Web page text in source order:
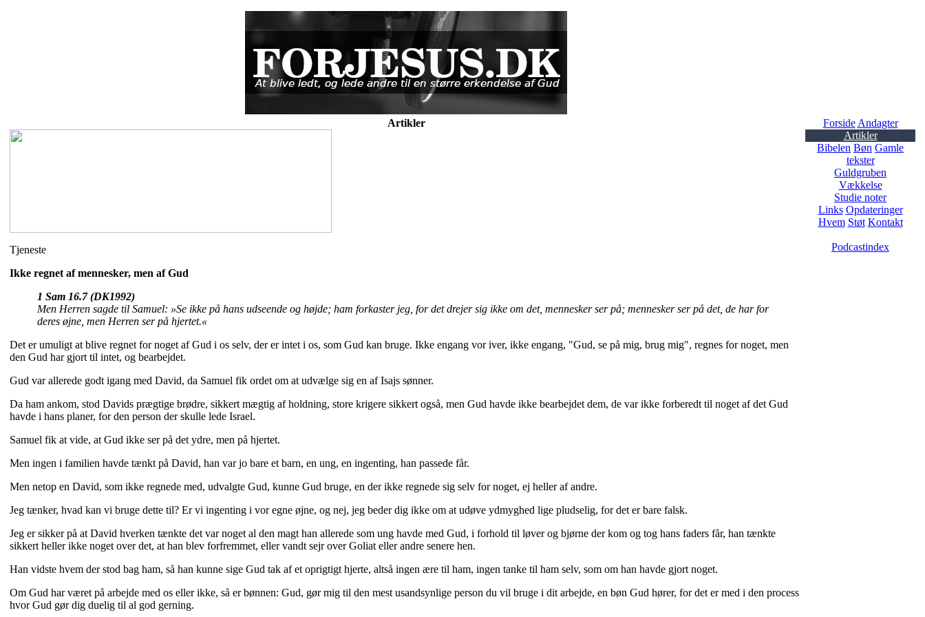
Artikler
Tjeneste
Ikke regnet af mennesker, men af Gud
1 Sam 16.7 (DK1992)
Men Herren sagde til Samuel: »Se ikke på hans udseende og højde; ham forkaster jeg, for det drejer sig ikke om det, mennesker ser på; mennesker ser på det, de har for
deres øjne, men Herren ser på hjertet.«
Det er umuligt at blive regnet for noget af Gud i os selv, der er intet i os, som Gud kan bruge. Ikke engang vor iver, ikke engang, "Gud, se på mig, brug mig", regnes for noget, men
den Gud har gjort til intet, og bearbejdet.
Gud var allerede godt igang med David, da Samuel fik ordet om at udvælge sig en af Isajs sønner.
Da ham ankom, stod Davids prægtige brødre, sikkert mægtig af holdning, store krigere sikkert også, men Gud havde ikke bearbejdet dem, de var ikke forberedt til noget af det Gud
havde i hans planer, for den person der skulle lede Israel.
Samuel fik at vide, at Gud ikke ser på det ydre, men på hjertet.
Men ingen i familien havde tænkt på David, han var jo bare et barn, en ung, en ingenting, han passede får.
Men netop en David, som ikke regnede med, udvalgte Gud, kunne Gud bruge, en der ikke regnede sig selv for noget, ej heller af andre.
Jeg tænker, hvad kan vi bruge dette til? Er vi ingenting i vor egne øjne, og nej, jeg beder dig ikke om at udøve ydmyghed lige pludselig, for det er bare falsk.
Jeg er sikker på at David hverken tænkte det var noget al den magt han allerede som ung havde med Gud, i forhold til løver og bjørne der kom og tog hans faders får, han tænkte
sikkert heller ikke noget over det, at han blev forfremmet, eller vandt sejr over Goliat eller andre senere hen.
Han vidste hvem der stod bag ham, så han kunne sige Gud tak af et oprigtigt hjerte, altså ingen ære til ham, ingen tanke til ham selv, som om han havde gjort noget.
Om Gud har været på arbejde med os eller ikke, så er bønnen: Gud, gør mig til den mest usandsynlige person du vil bruge i dit arbejde, en bøn Gud hører, for det er med i den process
hvor Gud gør dig duelig til al god gerning.
Forside Andagter
Artikler
Bibelen Bøn Gamle
tekster
Guldgruben
Vækkelse
Studie noter
Links Opdateringer
Hvem Støt Kontakt
Podcastindex